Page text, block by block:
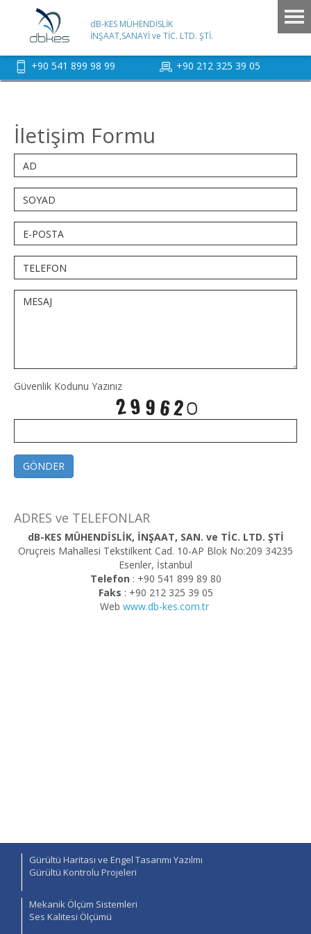
dB-KES MÜHENDİSLİK
İNŞAAT,SANAYİ ve TİC. LTD. ŞTİ.
+90 541 899 98 99 +90 212 325 39 05
İletişim Formu
Güvenlik Kodunu Yazınız
GÖNDER
ADRES ve TELEFONLAR
dB-KES MÜHENDİSLİK, İNŞAAT, SAN. ve TİC. LTD. ŞTİ
Oruçreis Mahallesi Tekstilkent Cad. 10-AP Blok No:209 34235
Esenler, İstanbul
Telefon : +90 541 899 89 80
Faks : +90 212 325 39 05
Web www.db-kes.com.tr
Gürültü Haritası ve Engel Tasarımı Yazılmı
Gürültü Kontrolu Projeleri
Mekanik Ölçüm Sistemleri
Ses Kalitesi Ölçümü